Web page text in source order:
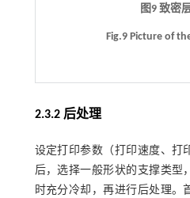
图9 致密
Fig.9 Picture of
2.3.2 后处理
设定打印参数（打印速度、打
后，选择一般形状的支撑类型
时充分冷却，再进行后处理。